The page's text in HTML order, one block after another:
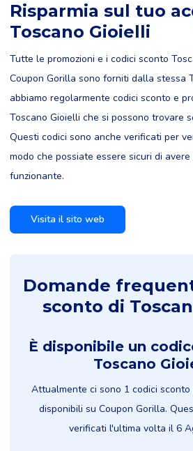
Risparmia sul tuo
Toscano Gioielli
Tutte le promozioni e i codici sconto
Coupon Gorilla sono forniti dalla stessa
abbiamo regolarmente codici sconto e
Toscano Gioielli che si possono trovare
Questi codici sono anche verificati per
modo che possiate essere sicuri di
funzionante.
Visita il sito web
Domande
sconto di
È disponibile un
Toscano
Attualmente ci sono 1 codici sconto
disponibili su Coupon Gorilla.
verificati l'ultima volta il 6